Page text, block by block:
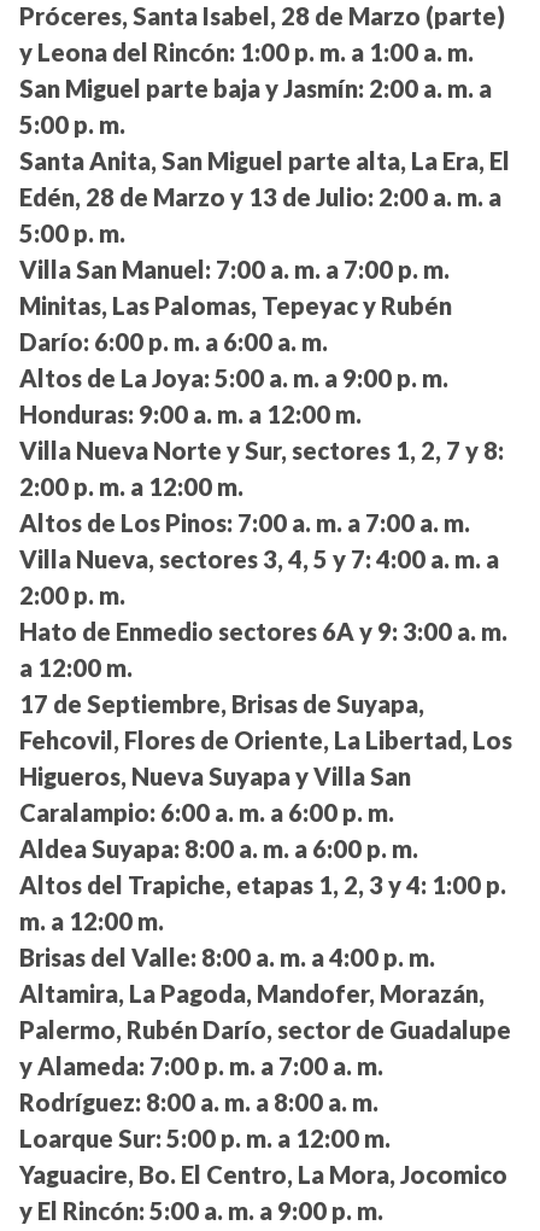
Próceres, Santa Isabel, 28 de Marzo (parte)
y Leona del Rincón: 1:00 p. m. a 1:00 a. m.
San Miguel parte baja y Jasmín: 2:00 a. m. a
5:00 p. m.
Santa Anita, San Miguel parte alta, La Era, El
Edén, 28 de Marzo y 13 de Julio: 2:00 a. m. a
5:00 p. m.
Villa San Manuel: 7:00 a. m. a 7:00 p. m.
Minitas, Las Palomas, Tepeyac y Rubén
Darío: 6:00 p. m. a 6:00 a. m.
Altos de La Joya: 5:00 a. m. a 9:00 p. m.
Honduras: 9:00 a. m. a 12:00 m.
Villa Nueva Norte y Sur, sectores 1, 2, 7 y 8:
2:00 p. m. a 12:00 m.
Altos de Los Pinos: 7:00 a. m. a 7:00 a. m.
Villa Nueva, sectores 3, 4, 5 y 7: 4:00 a. m. a
2:00 p. m.
Hato de Enmedio sectores 6A y 9: 3:00 a. m.
a 12:00 m.
17 de Septiembre, Brisas de Suyapa,
Fehcovil, Flores de Oriente, La Libertad, Los
Higueros, Nueva Suyapa y Villa San
Caralampio: 6:00 a. m. a 6:00 p. m.
Aldea Suyapa: 8:00 a. m. a 6:00 p. m.
Altos del Trapiche, etapas 1, 2, 3 y 4: 1:00 p.
m. a 12:00 m.
Brisas del Valle: 8:00 a. m. a 4:00 p. m.
Altamira, La Pagoda, Mandofer, Morazán,
Palermo, Rubén Darío, sector de Guadalupe
y Alameda: 7:00 p. m. a 7:00 a. m.
Rodríguez: 8:00 a. m. a 8:00 a. m.
Loarque Sur: 5:00 p. m. a 12:00 m.
Yaguacire, Bo. El Centro, La Mora, Jocomico
y El Rincón: 5:00 a. m. a 9:00 p. m.